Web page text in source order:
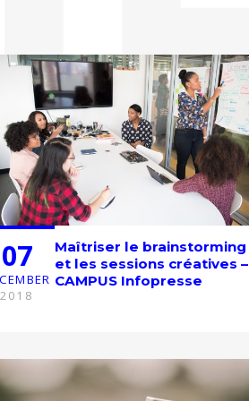
07
2018
Maîtriser le brainstorming
et les sessions créatives –
CAMPUS Infopresse